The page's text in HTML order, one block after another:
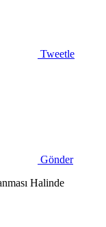
Tweetle
Gönder